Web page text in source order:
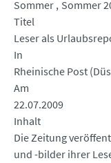
Sommer Sommer
Titel
Leser als
In
Rheinische Post
Am
22.07.2009
Inhalt
Die Zeitung
und -bilder ihrer